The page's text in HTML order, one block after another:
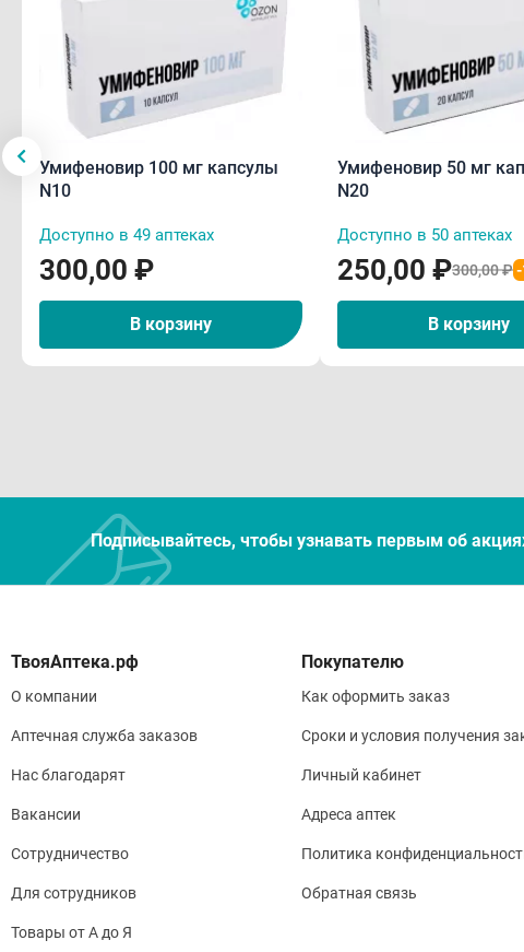
Умифеновир 100 мг капсулы
N10
Доступно в 49 аптеках
300,00 ₽
В корзину
Умифеновир 50 мг
N20
Доступно в 50 аптеках
250,00 ₽300,00 ₽-
В корзину
Подписывайтесь, чтобы узнавать первым об
О компании
Аптечная служба заказов
Нас благодарят
Вакансии
Сотрудничество
Для сотрудников
Товары от А до Я
Покупателю
Как оформить заказ
Сроки и условия получения
Личный кабинет
Адреса аптек
Политика
Обратная связь